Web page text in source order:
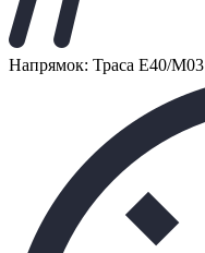
Напрямок: Траса Е40/М03